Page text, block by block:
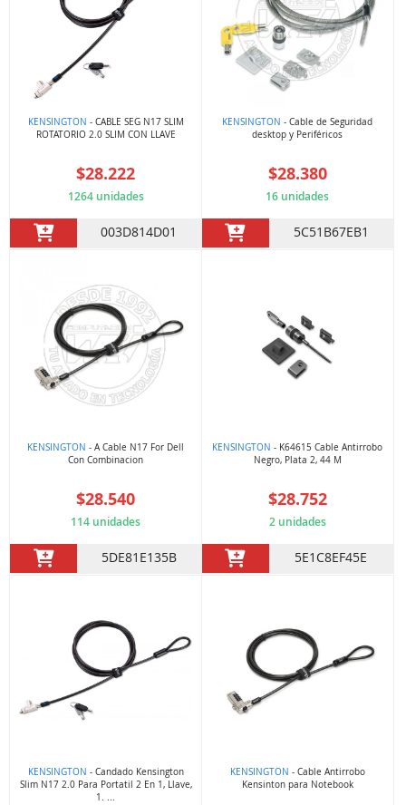
KENSINGTON - CABLE SEG N17 SLIM
ROTATORIO 2.0 SLIM CON LLAVE
$28.222
1264 unidades
003D814D01
KENSINGTON - Cable de Seguridad
desktop y Periféricos
$28.380
16 unidades
5C51B67EB1
KENSINGTON - A Cable N17 For Dell
Con Combinacion
$28.540
114 unidades
5DE81E135B
KENSINGTON - K64615 Cable Antirrobo
Negro, Plata 2, 44 M
$28.752
2 unidades
5E1C8EF45E
KENSINGTON - Candado Kensington
Slim N17 2.0 Para Portatil 2 En 1, Llave,
1. ...
KENSINGTON - Cable Antirrobo
Kensinton para Notebook